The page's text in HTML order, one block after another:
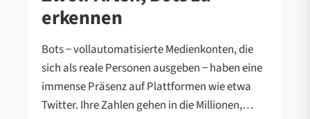
erkennen
Bots − vollautomatisierte Medienkonten, die
sich als reale Personen ausgeben − haben eine
immense Präsenz auf Plattformen wie etwa
Twitter. Ihre Zahlen gehen in die Millionen,…